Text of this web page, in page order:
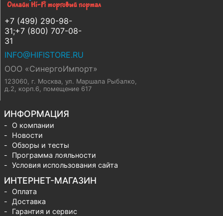
+7 (499) 290-98-
31;+7 (800) 707-08-
31
INFO@HIFISTORE.RU
ООО «СинергоИмпорт»
123060, г. Москва, ул. Маршала Рыбалко,
д.2, корп.6, помещение 617
ИНФОРМАЦИЯ
О компании
Новости
Обзоры и тесты
Программа лояльности
Условия использования сайта
ИНТЕРНЕТ-МАГАЗИН
Оплата
Доставка
Гарантия и сервис